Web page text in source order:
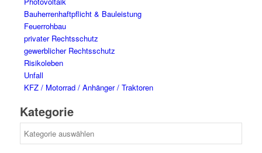
Bauherrenhaftpflicht & Bauleistung
Feuerrohbau
privater Rechtsschutz
gewerblicher Rechtsschutz
Risikoleben
Unfall
KFZ / Motorrad / Anhänger / Traktoren
Kategorie